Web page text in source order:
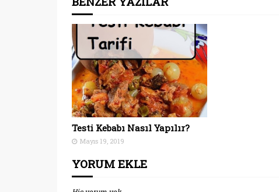
Testi Kebabı Nasıl Yapılır?
Mayıs 19, 2019
YORUM EKLE